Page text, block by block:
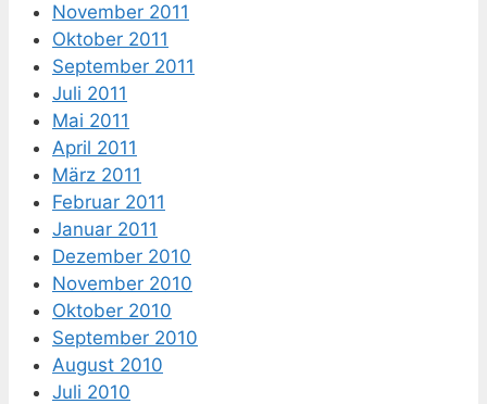
November 2011
Oktober 2011
September 2011
Juli 2011
Mai 2011
April 2011
März 2011
Februar 2011
Januar 2011
Dezember 2010
November 2010
Oktober 2010
September 2010
August 2010
Juli 2010